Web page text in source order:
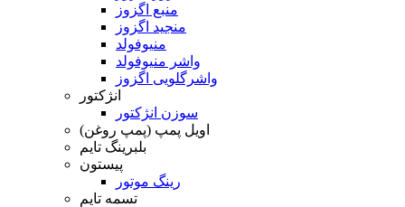
منبع اگزوز
منجید اگزوز
منیوفولد
واشر منیوفولد
واشرگلویی اگزوز
انژکتور
سوزن انژکتور
اویل پمپ (پمپ روغن)
بلبرینگ تایم
پیستون
رینگ موتور
تسمه تایم